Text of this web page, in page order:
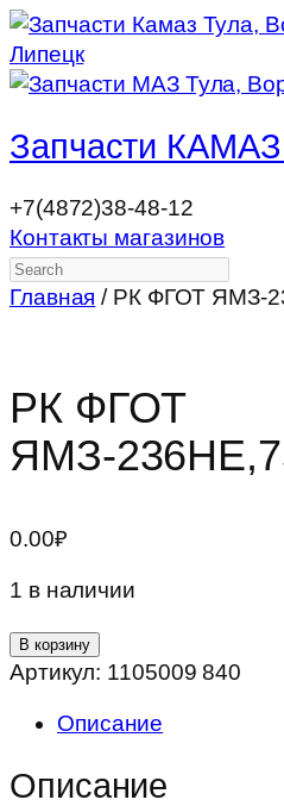
Запчасти
+7(4872)38-48-12
Контакты магазинов
Search
Главная / РК ФГОТ ЯМЗ-
РК ФГОТ
ЯМЗ-
0.00₽
1 в наличии
Количество
товара
ФГОТ
В корзину
Артикул: 1105009 840
Описание
Описание